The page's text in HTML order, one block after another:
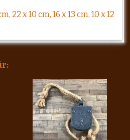
22 x 10 cm, 16 x 13 cm, 10 x 12